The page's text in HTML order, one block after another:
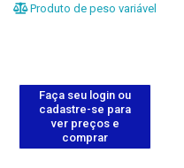
Produto de peso variável
Faça seu login ou
cadastre-se para
ver preços e
comprar